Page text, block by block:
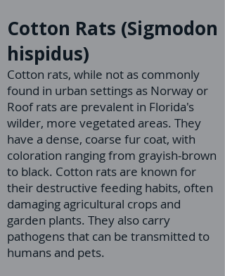
Cotton Rats (Sigmodon
hispidus)
Cotton rats, while not as commonly
found in urban settings as Norway or
Roof rats are prevalent in Florida's
wilder, more vegetated areas. They
have a dense, coarse fur coat, with
coloration ranging from grayish-brown
to black. Cotton rats are known for
their destructive feeding habits, often
damaging agricultural crops and
garden plants. They also carry
pathogens that can be transmitted to
humans and pets.